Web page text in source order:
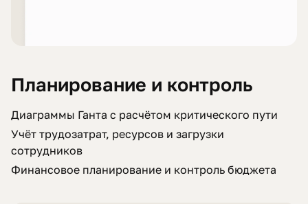
Планирование и контроль
Диаграммы Ганта с расчётом критического пути
Учёт трудозатрат, ресурсов и загрузки
сотрудников
Финансовое планирование и контроль бюджета